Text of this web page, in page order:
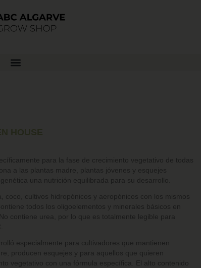
HOUSE
para la fase de crecimiento vegetativo de todas
a las plantas madre, plantas jóvenes y esquejes
una nutrición equilibrada para su desarrollo.
coco, cultivos hidropónicos y aeropónicos con los mismos
todos los oligoelementos y minerales básicos en
contiene urea, por lo que es totalmente legible para
especialmente para cultivadores que mantienen
producen esquejes y para aquellos que quieren
vegetativo con una fórmula específica. El alto contenido